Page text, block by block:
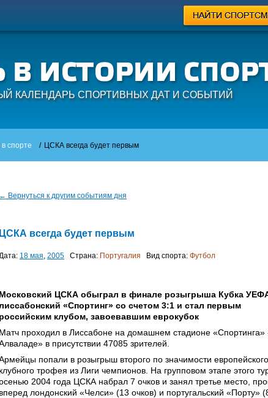
КАЛЕНДАРЬ СПОРТИВНЫХ ДАТ И СОБЫТИЙ
спорте / ЦСКА всегда будет первым
← Вернуться к другим событиям дня
ЦСКА всегда будет первым
18 мая, 2005 Страна: Португалия Вид спорта: Футбол
Московский ЦСКА обыграл в финале розыгрыша Кубка
«Спортинг» со счетом 3:1 и стал первым
российским клубом, завоевавшим еврокубок
Матч проходил в Лиссабоне на домашнем стадионе
в присутствии 47085 зрителей.
попали в розыгрыш второго по значимости европейского
клубного трофея из Лиги чемпионов. На групповом этапе этого
2004 года ЦСКА набрал 7 очков и занял третье место,
вперед лондонский «Челси» (13 очков) и португальский «Порту»